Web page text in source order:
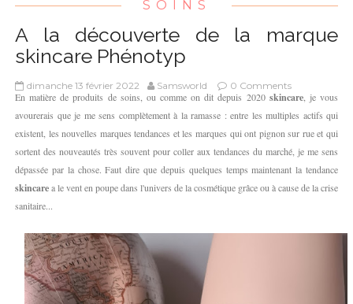
SOINS
A la découverte de la marque
skincare Phénotyp
dimanche 13 février 2022 Samsworld 0 Comments
En matière de produits de soins, ou comme on dit depuis 2020skincare, je vous
avourerais que je me sens complètement à la ramasse : entre les multiples actifs qui
existent, les nouvelles marques tendances et les marques qui ont pignon sur rue et qui
sortent des nouveautés très souvent pour coller aux tendances du marché, je me sens
dépassée par la chose. Faut dire que depuis quelques temps maintenant la tendance
skincarea le vent en poupe dans l'univers de la cosmétique grâce ou à cause de la crise
sanitaire...